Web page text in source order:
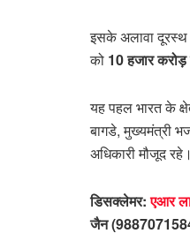
इसके अलावा दूरस्थ
को 10 हजार
यह पहल भारत के
बागडे, मुख्यमंत्री
अधिकारी मौजूद रहे।
डिसक्लेमर:एआर
जैन